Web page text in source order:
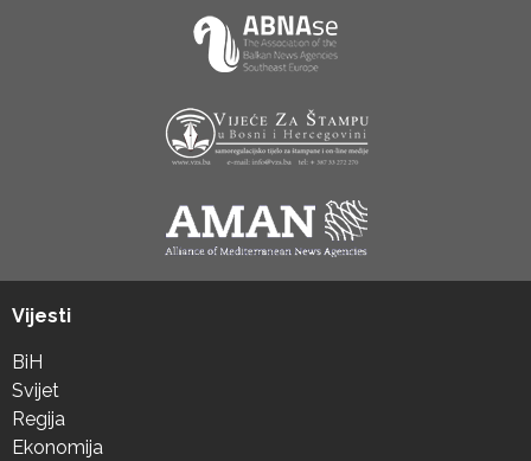
Vijesti
BiH
Svijet
Regija
Ekonomija